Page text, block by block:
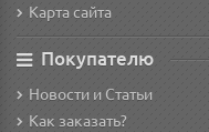
Карта сайта
Покупателю
Новости и Статьи
Как заказать?